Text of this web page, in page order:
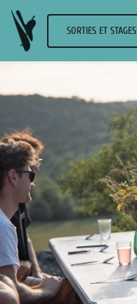
SORTIES ET STAGES